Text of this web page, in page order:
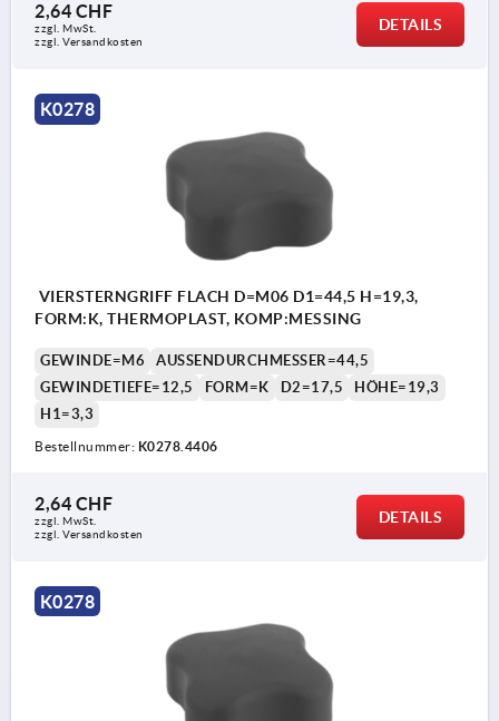
2,64 CHF
zzgl. MwSt.
zzgl. Versandkosten
DETAILS
K0278
VIERSTERNGRIFF FLACH D=M06 D1=44,5 H=19,3,
FORM:K, THERMOPLAST, KOMP:MESSING
GEWINDE=M6
AUSSENDURCHMESSER=44,5
GEWINDETIEFE=12,5
FORM=K D2=17,5
HÖHE=19,3
H1=3,3
Bestellnummer: K0278.4406
2,64 CHF
zzgl. MwSt.
zzgl. Versandkosten
DETAILS
K0278